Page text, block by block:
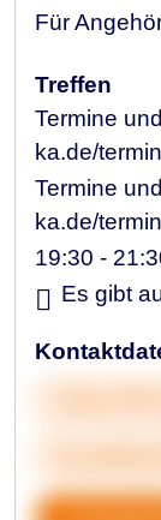
Für
Treffen
Termine
ka.de/
Termine
ka.de/
19:30 -
Es gibt